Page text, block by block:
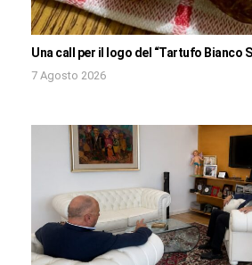
Una call per il logo del “Tartufo Bianco
7 Agosto 2026